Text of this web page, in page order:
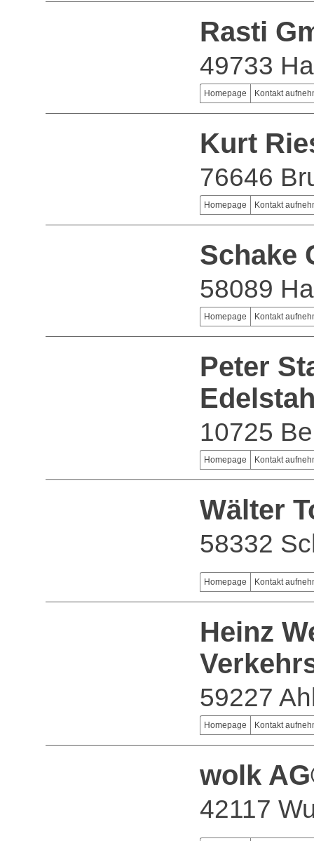
Rasti
49733
Homepage Kontakt
Kurt
76646
Homepage Kontakt
Schake
58089
Homepage Kontakt
Peter
10725
Homepage Kontakt
Wälter
58332
Homepage Kontakt
Heinz
59227
Homepage Kontakt
wolk
42117